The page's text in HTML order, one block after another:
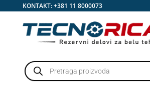
KONTAKT:+381 11 8000073
Products
search